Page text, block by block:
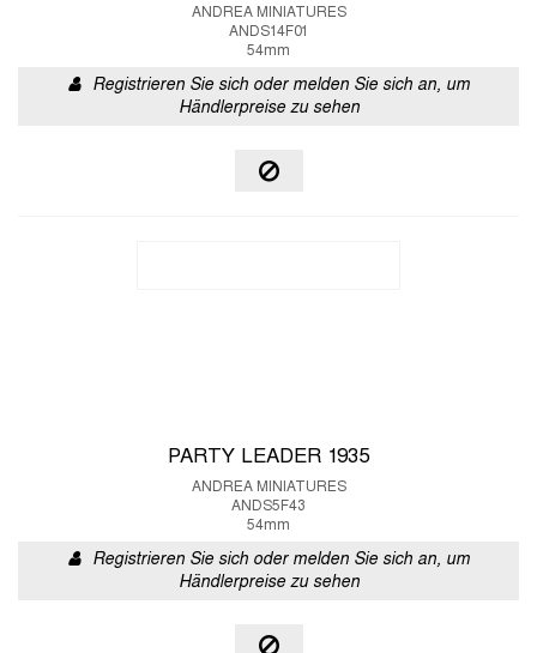
ANDREA MINIATURES
ANDS14F01
54mm
Registrieren Sie sich oder melden Sie sich an, um
Händlerpreise zu sehen
PARTY LEADER 1935
ANDREA MINIATURES
ANDS5F43
54mm
Registrieren Sie sich oder melden Sie sich an, um
Händlerpreise zu sehen